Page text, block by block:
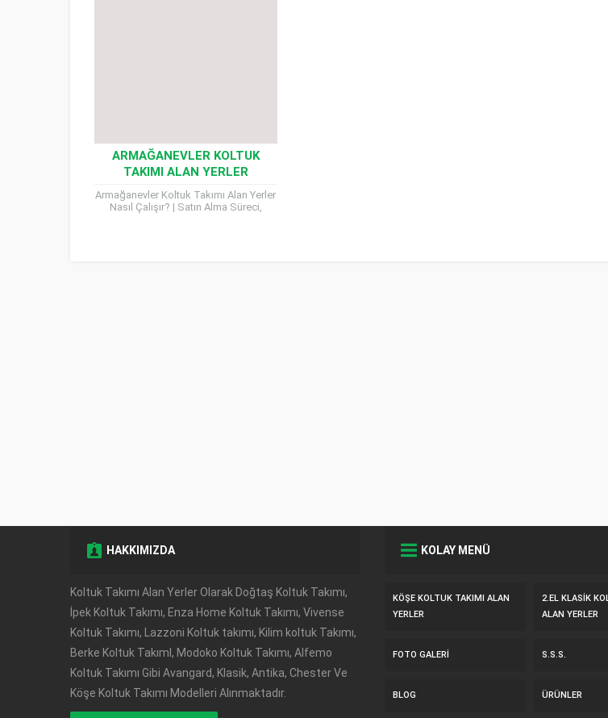
ARMAĞANEVLER KOLTUK
TAKIMI ALAN YERLER
Armağanevler Koltuk Takımı Alan Yerler
Nasıl Çalışır? | Satın Alma Süreci,
HAKKIMIZDA
Koltuk Takımı Alan Yerler Olarak Doğtaş Koltuk Takımı,
İpek Koltuk Takımı, Enza Home Koltuk Takımı, Vivense
Koltuk Takımı, Lazzoni Koltuk takımı, Kilim koltuk Takımı,
Berke Koltuk TakımI, Modoko Koltuk Takımı, Alfemo
Koltuk Takımı Gibi Avangard, Klasik, Antika, Chester Ve
Köşe Koltuk Takımı Modelleri Alınmaktadır.
KOLAY MENÜ
KÖŞE KOLTUK TAKIMI ALAN
YERLER
2.EL KLASIK
ALAN YERLER
FOTO GALERI S.S.S.
BLOG ÜRÜNLER
Müşteri Temsilcisi